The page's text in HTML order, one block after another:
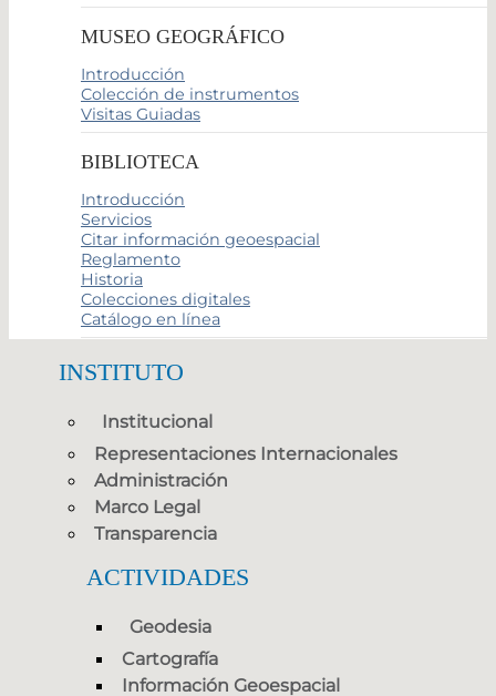
MUSEO GEOGRÁFICO
Introducción
Colección de instrumentos
Visitas Guiadas
BIBLIOTECA
Introducción
Servicios
Citar información geoespacial
Reglamento
Historia
Colecciones digitales
Catálogo en línea
INSTITUTO
Institucional
Representaciones Internacionales
Administración
Marco Legal
Transparencia
ACTIVIDADES
Geodesia
Cartografía
Información Geoespacial